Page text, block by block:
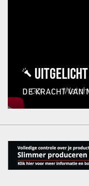
UITGELICHT
DE KRACHT VAN